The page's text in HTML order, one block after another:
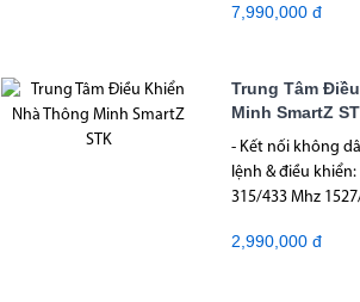
7,990,000 đ
Trung Tâm
Minh SmartZ
- Kết nối không
lệnh & điều khiển:
315/433 Mhz
2,990,000 đ